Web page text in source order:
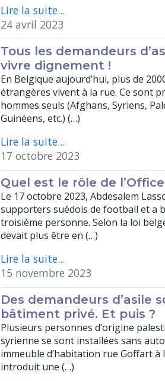
Lire la suite...
24 avril 2023
Tous les demandeurs
vivre dignement !
En Belgique aujourd’hui, plus de
étrangères vivent à la rue. Ce sont
hommes seuls (Afghans, Syriens,
Guinéens, etc.) (…)
Lire la suite...
17 octobre 2023
Quel est le rôle de
Le 17 octobre 2023, Abdesalem
supporters suédois de football et a
troisième personne. Selon la loi
devait plus être en (…)
Lire la suite...
15 novembre 2023
Des demandeurs d’asile
bâtiment privé. Et puis ?
Plusieurs personnes d’origine
syrienne se sont installées sans
immeuble d’habitation rue Goffart à
introduit une (…)